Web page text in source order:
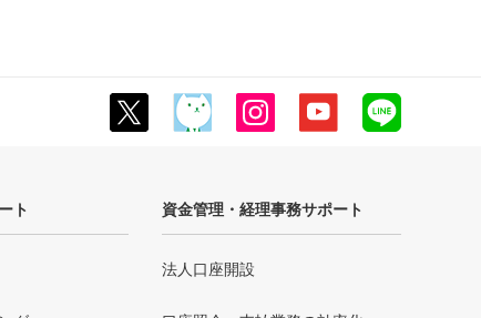
ト 資金管理・経理事務サポート
法人口座開設